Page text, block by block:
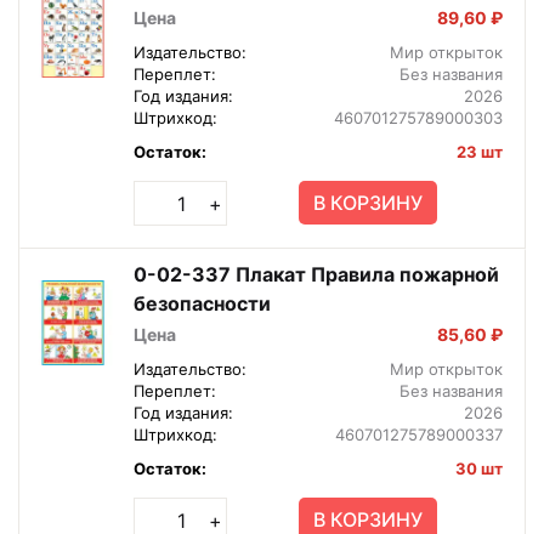
Цена 89,60 ₽
Издательство:
Мир открыток
Переплет:
Без названия
Год издания:
2026
Штрихкод:
460701275789000303
Остаток:
23 шт
+ В КОРЗИНУ
0-02-337 Плакат Правила пожарной
безопасности
Цена 85,60 ₽
Издательство:
Мир открыток
Переплет:
Без названия
Год издания:
2026
Штрихкод:
460701275789000337
Остаток:
30 шт
+ В КОРЗИНУ